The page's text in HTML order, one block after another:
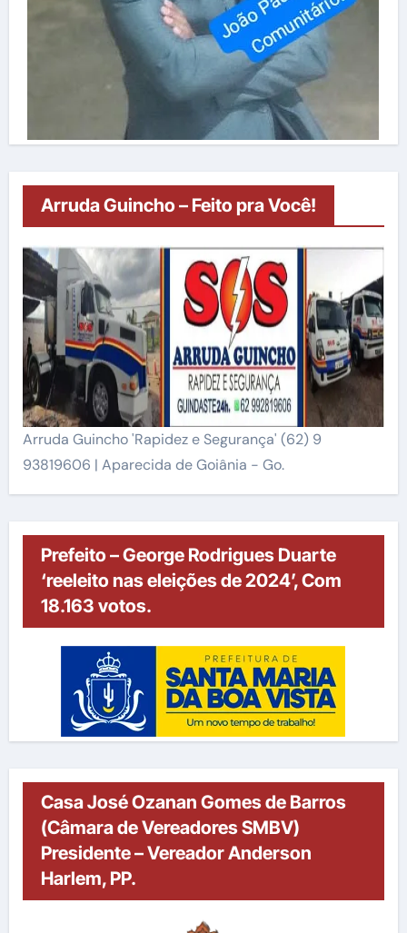
Arruda Guincho – Feito pra Você!
Arruda Guincho 'Rapidez e Segurança' (62) 9
93819606 | Aparecida de Goiânia - Go.
Prefeito – George Rodrigues Duarte
‘reeleito nas eleições de 2024’, Com
18.163 votos.
Casa José Ozanan Gomes de Barros
(Câmara de Vereadores SMBV)
Presidente – Vereador Anderson
Harlem, PP.